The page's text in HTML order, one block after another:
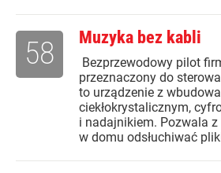
Muzyka bez kabli
Bezprzewodowy pilot
przeznaczony do
to urządzenie z
ciekłokrystalicznym,
i nadajnikiem. Pozwala
w domu odsłuchiwać
58